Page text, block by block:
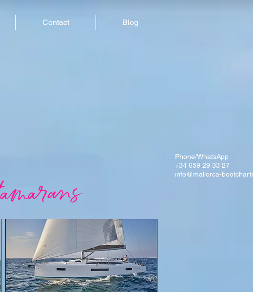
Contact Blog
Phone/WhatsApp
+34 659 29 33 27
info@mallorca-